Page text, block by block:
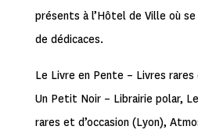
présents à l’Hôtel de Ville où
de dédicaces.
Le Livre en Pente – Livres rares
Un Petit Noir – Librairie polar,
rares et d’occasion (Lyon),